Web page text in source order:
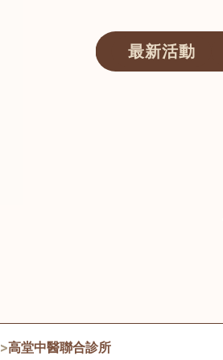
最新活動
>高堂中醫聯合診所